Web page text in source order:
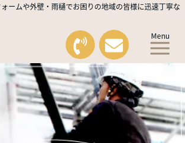
ームや外壁・雨樋でお困りの地域の皆様に迅速丁寧な
Menu